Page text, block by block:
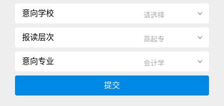
意向学校
报读层次
意向专业
提交